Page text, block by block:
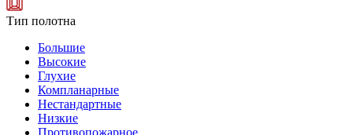
Тип полотна
Большие
Высокие
Глухие
Компланарные
Нестандартные
Низкие
Противопожарное